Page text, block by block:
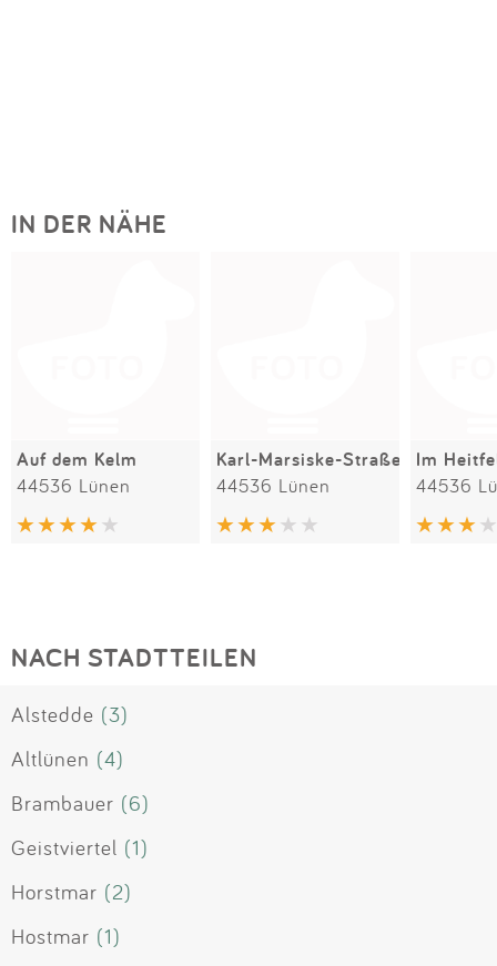
IN DER NÄHE
Auf dem Kelm
44536 Lünen
Karl-Marsiske-Straße
44536 Lünen
Im
44536
NACH STADTTEILEN
Alstedde (3)
Altlünen (4)
Brambauer (6)
Geistviertel (1)
Horstmar (2)
Hostmar (1)